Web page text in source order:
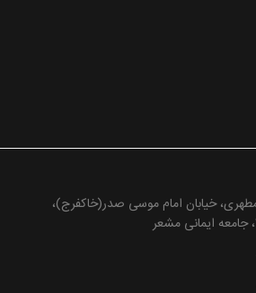
خیابان امام موسی صدر(خاکفرج)،